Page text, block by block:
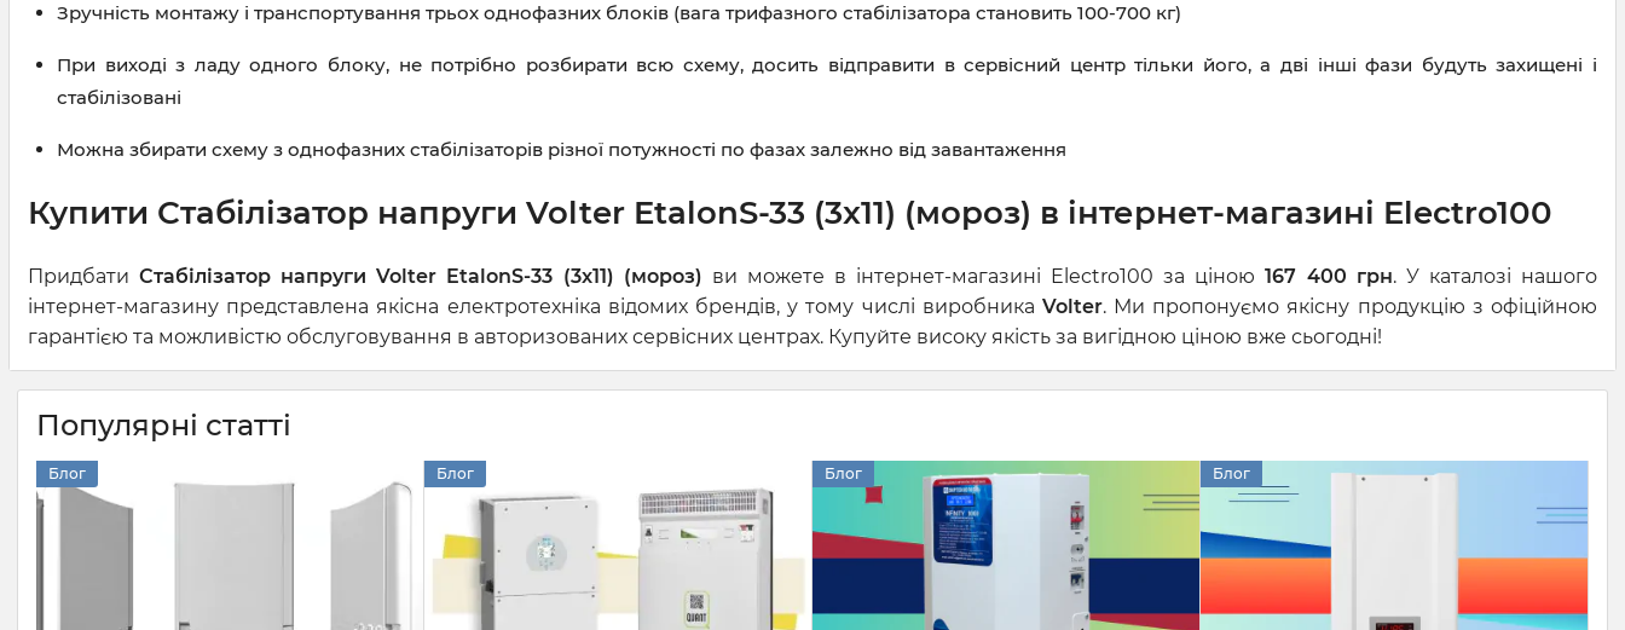
Зручність монтажу і транспортування трьох однофазних блоків (вага трифазного стабілізатора становить 100-700 кг)
При виході з ладу одного блоку, не потрібно розбирати всю схему, досить відправити в сервісний центр тільки його, а дві інші фази будуть захищені і
стабілізовані
Можна збирати схему з однофазних стабілізаторів різної потужності по фазах залежно від завантаження
Купити Стабілізатор напруги Volter EtalonS-33 (3x11) (мороз) в інтернет-магазині Electro100
ПридбатиСтабілізатор напруги Volter EtalonS-33 (3x11) (мороз) ви можете в інтернет-магазині Electro100 за ціною167 400 грн. У каталозі нашого
інтернет-магазину представлена якісна електротехніка відомих брендів, у тому числі виробника Volter. Ми пропонуємо якісну продукцію з офіційною
гарантією та можливістю обслуговування в авторизованих сервісних центрах. Купуйте високу якість за вигідною ціною вже сьогодні!
Популярні статті
Блог Блог Блог Блог